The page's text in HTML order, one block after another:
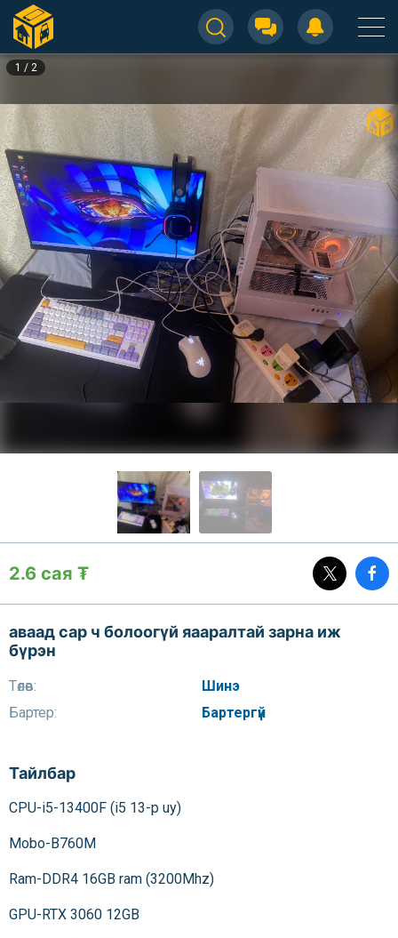
1 / 2
2.6 сая ₮
аваад сар ч болоогүй яааралтай зарна иж
бүрэн
Төлөв:
Шинэ
Бартер:
Бартергүй
Тайлбар
CPU-i5-13400F (i5 13-p uy)
Mobo-B760M
Ram-DDR4 16GB ram (3200Mhz)
GPU-RTX 3060 12GB